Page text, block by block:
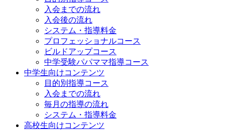
入会までの流れ
入会後の流れ
システム・指導料金
プロフェッショナルコース
ビルドアップコース
中学受験パパママ指導コース
中学生向けコンテンツ
目的別指導コース
入会までの流れ
毎月の指導の流れ
システム・指導料金
高校生向けコンテンツ